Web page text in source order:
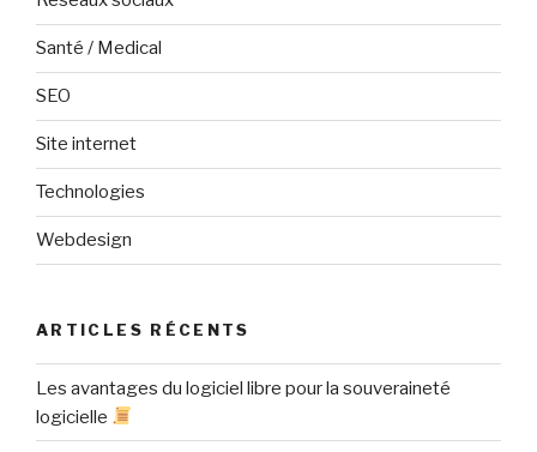
Santé / Medical
SEO
Site internet
Technologies
Webdesign
ARTICLES RÉCENTS
Les avantages du logiciel libre pour la souveraineté
logicielle